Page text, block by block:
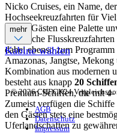
Nicko Cruises, ein Name,
Hochseekreuzfahrten für
seinen Gästen eine Palette
Klassische
dabei ebenso zum
Amazonas, Jangtse,
Kombination aus modernen
besteht aus knapp 20
Premium-Schiffen, die mit
Zumeist verfügen die
den Gästen stets eine
Uferlandschaften zu
mehr
Kabine wählen
© 2026 CHECK24
AGB
Datenschutz
Impressum